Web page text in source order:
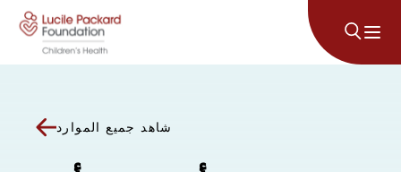
انتقل إلى المحتوى
شاهد جميع الموارد